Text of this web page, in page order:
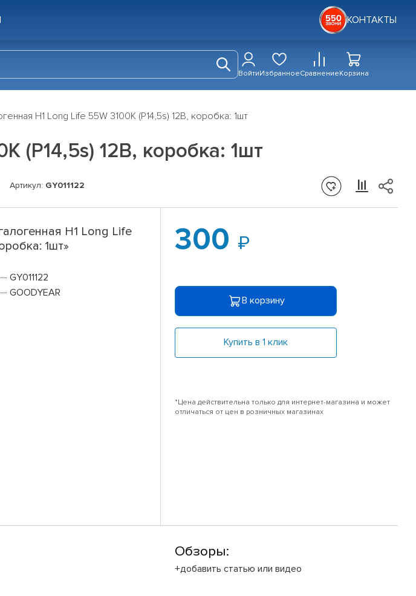
КОНТАКТЫ
ВойтиИзбранноеСравнениеКорзина
H1 Long Life 55W 3100K (P14,5s) 12В, коробка: 1шт
(P14,5s) 12В, коробка: 1шт
Артикул: GY011122
H1 Long Life
1шт»
GY011122
GOODYEAR
300
В корзину
Купить в 1 клик
*Цена действительна только для интернет-магазина и может
отличаться от цен в розничных магазинах
Обзоры:
+добавить статью или видео